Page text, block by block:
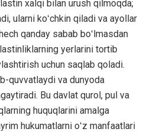
xalqi bilan urush qilmoqda;
ularni koʻchkin qiladi va ayollar
qanday sabab boʻlmasdan
yerlarini tortib
uchun saqlab qoladi.
quvvatlaydi va dunyoda
Bu davlat qurol, pul va
huquqlarini amalga
hukumatlarni oʻz manfaatlari